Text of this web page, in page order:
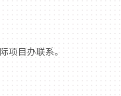
项目办联系。